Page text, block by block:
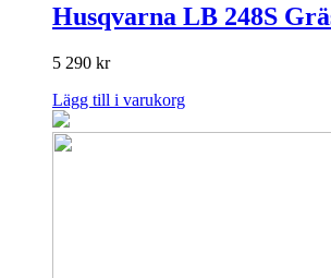
Husqvarna LB 248S
5 290 kr
Lägg till i varukorg